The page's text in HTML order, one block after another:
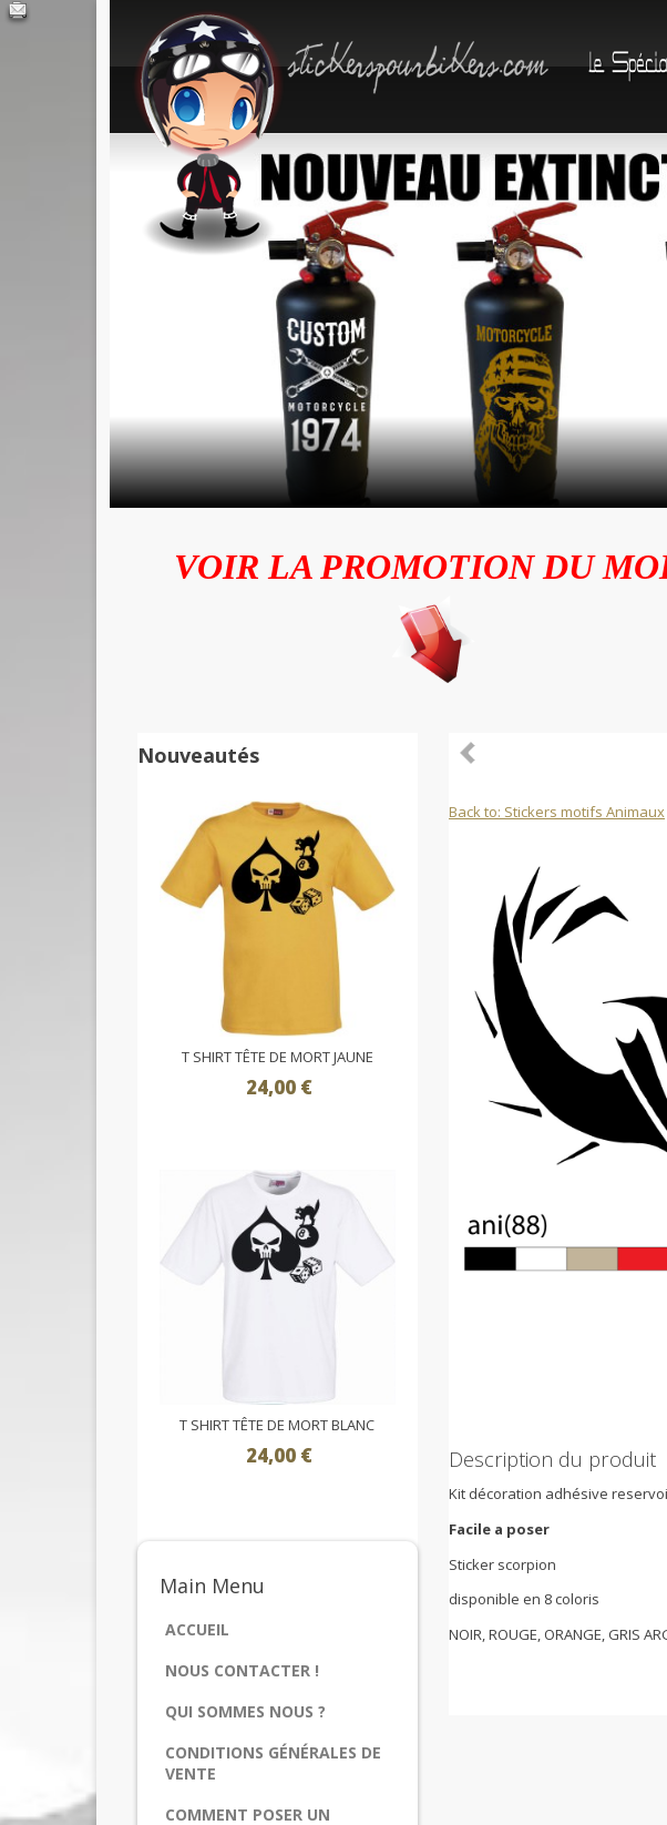
VOIR LA PROMOTION DU
Nouveautés
T SHIRT TÊTE DE MORT JAUNE
24,00 €
T SHIRT TÊTE DE MORT BLANC
24,00 €
Main Menu
ACCUEIL
NOUS CONTACTER !
QUI SOMMES NOUS ?
CONDITIONS GÉNÉRALES DE
VENTE
COMMENT POSER UN
Back to: Stickers motifs Animaux
Description du produit
Kit décoration adhésive
Facile a poser
Sticker scorpion
disponible en 8 coloris
NOIR, ROUGE, ORANGE, GRIS